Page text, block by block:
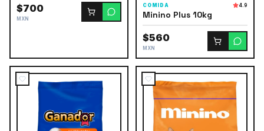
$700
MXN
COMIDA 4.9
Minino Plus 10kg
$560
MXN